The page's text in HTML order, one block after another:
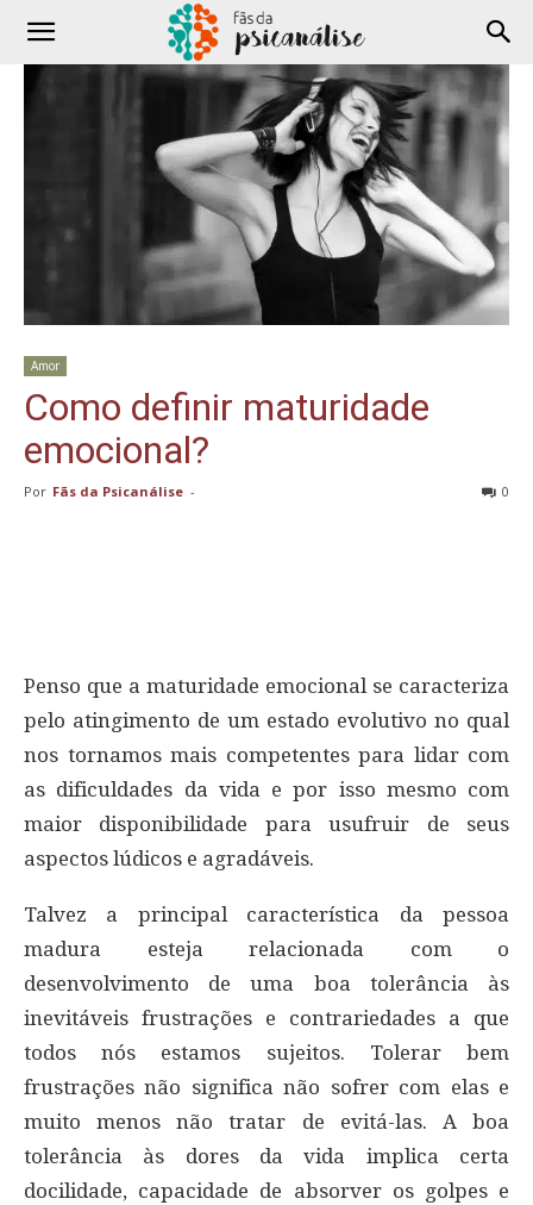
Amor
Como definir maturidade
emocional?
Por Fãs da Psicanálise - 0
Penso que a maturidade emocional se caracteriza
pelo atingimento de um estado evolutivo no qual
nos tornamos mais competentes para lidar com
as dificuldades da vida e por isso mesmo com
maior disponibilidade para usufruir de seus
aspectos lúdicos e agradáveis.
Talvez a principal característica da pessoa
madura esteja relacionada com o
desenvolvimento de uma boa tolerância às
inevitáveis frustrações e contrariedades a que
todos nós estamos sujeitos. Tolerar bem
frustrações não significa não sofrer com elas e
muito menos não tratar de evitá-las. A boa
tolerância às dores da vida implica certa
docilidade, capacidade de absorver os golpes e